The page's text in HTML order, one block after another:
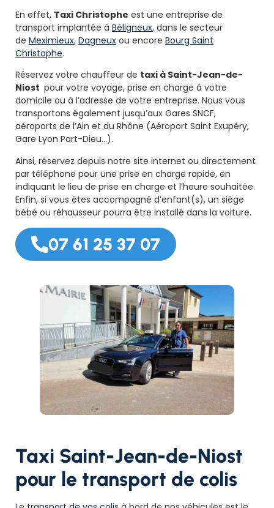
En effet, Taxi Christophe est une entreprise de
transport implantée à Béligneux, dans le secteur
de Meximieux, Dagneux ou encore Bourg Saint
Christophe.
Réservez votre chauffeur de taxi à Saint-Jean-de-
Niost pour votre voyage, prise en charge à votre
domicile ou à l’adresse de votre entreprise. Nous vous
transportons également jusqu’aux Gares SNCF,
aéroports de l’Ain et du Rhône (Aéroport Saint Exupéry,
Gare Lyon Part-Dieu…).
Ainsi, réservez depuis notre site internet ou directement
par téléphone pour une prise en charge rapide, en
indiquant le lieu de prise en charge et l’heure souhaitée.
Enfin, si vous êtes accompagné d’enfant(s), un siège
bébé ou réhausseur pourra être installé dans la voiture.
07 61 25 37 07
Taxi Saint-Jean-de-Niost
pour le transport de colis